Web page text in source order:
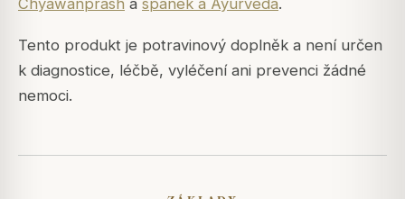
Chyawanprash a spánek a Ayurveda.
Tento produkt je potravinový doplněk a není určen
k diagnostice, léčbě, vyléčení ani prevenci žádné
nemoci.